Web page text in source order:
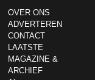
OVER ONS
ADVERTEREN
CONTACT
LAATSTE
MAGAZINE &
ARCHIEF